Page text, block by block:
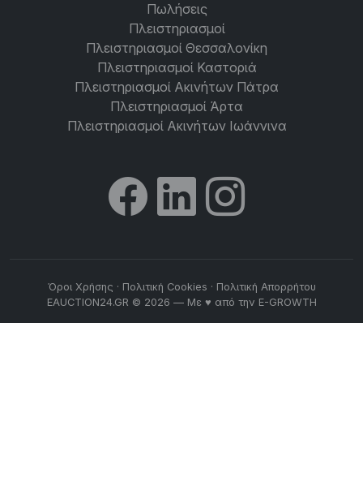
Πωλήσεις
Πλειστηριασμοί
Πλειστηριασμοί Θεσσαλονίκη
Πλειστηριασμοί Καστοριά
Πλειστηριασμοί Ακινήτων Πάτρα
Πλειστηριασμοί Άρτα
Πλειστηριασμοί Ακινήτων Ιωάννινα
EAUCTION24.GR © 2026 — Με ♥ από την E-GROWTH
Όροι Χρήσης · Πολιτική Cookies · Πολιτική Απορρήτου